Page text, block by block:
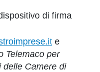
di firma
e
Telemaco per
delle Camere di